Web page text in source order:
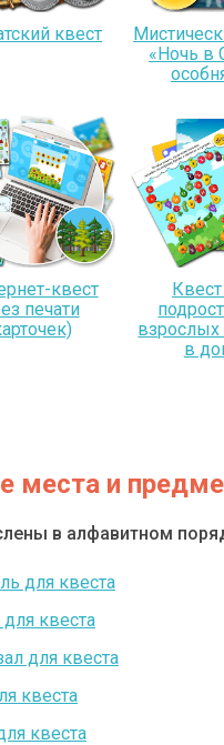
квест
«Ночь в
квест
печати
взрослых
в
места и
в алфавитном
для квеста
квеста
для квеста
квеста
квеста